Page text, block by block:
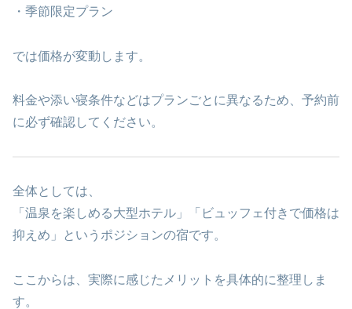
・季節限定プラン
では価格が変動します。
料金や添い寝条件などはプランごとに異なるため、予約前
に必ず確認してください。
全体としては、
「温泉を楽しめる大型ホテル」「ビュッフェ付きで価格は
抑えめ」というポジションの宿です。
ここからは、実際に感じたメリットを具体的に整理しま
す。